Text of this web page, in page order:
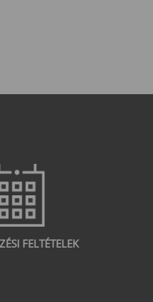
FELTÉTELEK